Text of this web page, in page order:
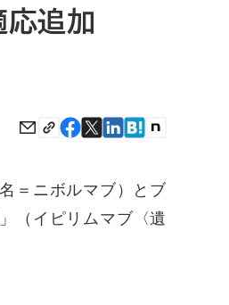
応追加
＝ニボルマブ）とブ
（イピリムマブ〈遺